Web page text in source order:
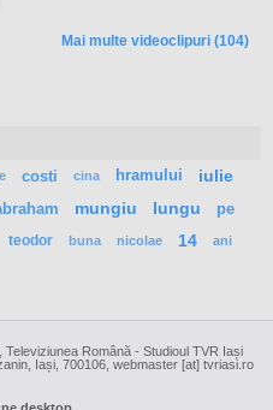
Mai multe videoclipuri (104)
costi cina hramului
iulie
mungiu lungu pe
teodor buna nicolae 14 ani
Română - Studioul TVR Iași
Iași, 700106, webmaster [at] tvriasi.ro